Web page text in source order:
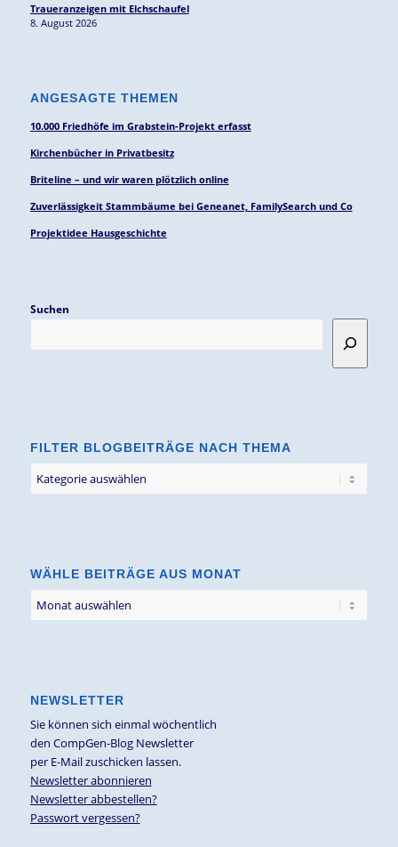
Traueranzeigen mit Elchschaufel
8. August 2026
ANGESAGTE THEMEN
10.000 Friedhöfe im Grabstein-Projekt erfasst
Kirchenbücher in Privatbesitz
Briteline – und wir waren plötzlich online
Zuverlässigkeit Stammbäume bei Geneanet, FamilySearch und Co
Projektidee Hausgeschichte
Suchen
FILTER BLOGBEITRÄGE NACH THEMA
Blogbeiträge
WÄHLE BEITRÄGE AUS MONAT
NEWSLETTER
Sie können sich einmal wöchentlich
den CompGen-Blog Newsletter
per E-Mail zuschicken lassen.
Newsletter abonnieren
Newsletter abbestellen?
Passwort vergessen?